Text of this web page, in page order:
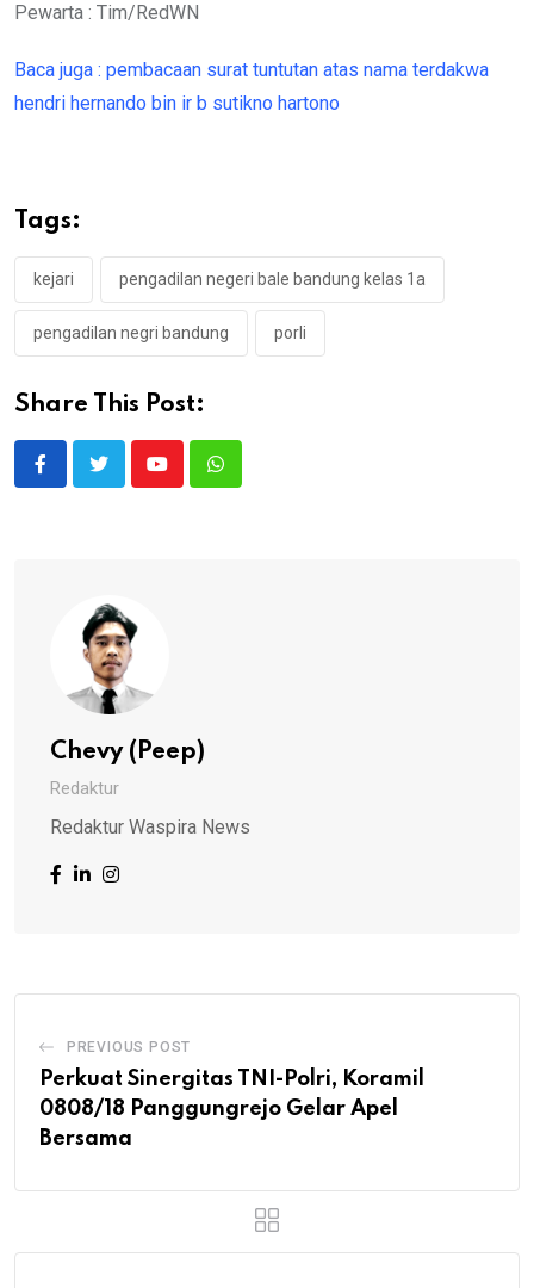
Pewarta : Tim/RedWN
Baca juga : pembacaan surat tuntutan atas nama terdakwa
hendri hernando bin ir b sutikno hartono
Tags:
kejari pengadilan negeri bale bandung kelas 1a
pengadilan negri bandung porli
Share This Post:
YoutubeWhatsapp
Chevy (Peep)
Redaktur
Redaktur Waspira News
PREVIOUS POST
Perkuat Sinergitas TNI-Polri, Koramil
0808/18 Panggungrejo Gelar Apel
Bersama